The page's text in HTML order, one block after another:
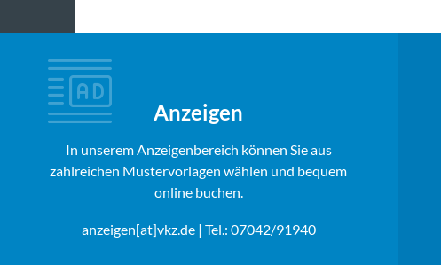
Anzeigen
In unserem Anzeigenbereich können Sie aus
zahlreichen Mustervorlagen wählen und bequem
online buchen.
anzeigen[at]vkz.de| Tel.: 07042/91940